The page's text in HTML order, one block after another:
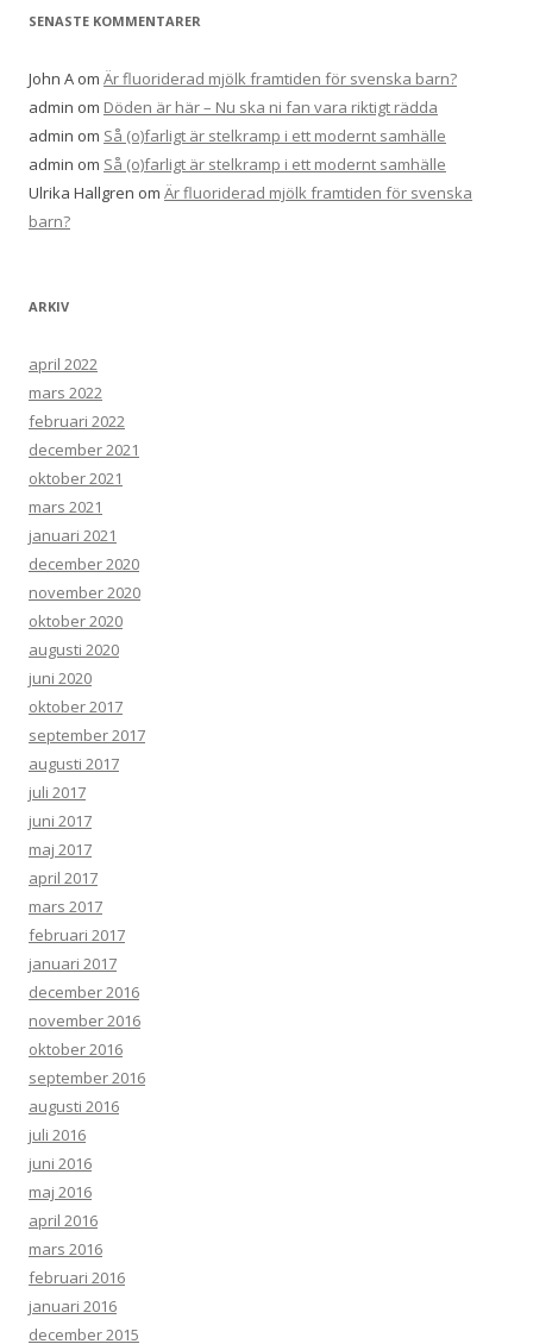
e
:
SENASTE KOMMENTARER
John A om Är fluoriderad mjölk framtiden för svenska barn?
admin om Döden är här – Nu ska ni fan vara riktigt rädda
admin om Så (o)farligt är stelkramp i ett modernt samhälle
admin om Så (o)farligt är stelkramp i ett modernt samhälle
Ulrika Hallgren om Är fluoriderad mjölk framtiden för svenska
barn?
ARKIV
april 2022
mars 2022
februari 2022
december 2021
oktober 2021
mars 2021
januari 2021
december 2020
november 2020
oktober 2020
augusti 2020
juni 2020
oktober 2017
september 2017
augusti 2017
juli 2017
juni 2017
maj 2017
april 2017
mars 2017
februari 2017
januari 2017
december 2016
november 2016
oktober 2016
september 2016
augusti 2016
juli 2016
juni 2016
maj 2016
april 2016
mars 2016
februari 2016
januari 2016
december 2015